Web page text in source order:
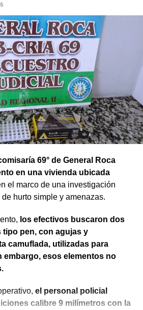
69° de General Roca
en una vivienda ubicada
el marco de una investigación
hurto simple y amenazas.
los efectivos buscaron dos
pen, con agujas y
camuflada, utilizadas para
embargo, esos elementos no
el personal policial
calibre 9 milímetros con la